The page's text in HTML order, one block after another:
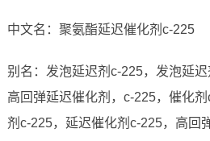
中文名：聚氨酯延迟催化剂c-225
别名：发泡延迟剂c-225，发泡延迟
高回弹延迟催化剂，c-225，催化
剂c-225，延迟催化剂c-225，高回